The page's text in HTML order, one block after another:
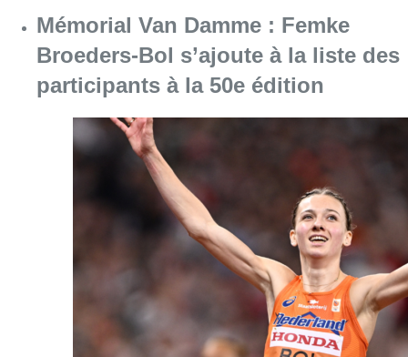
Mémorial Van Damme : Femke
Broeders-Bol s’ajoute à la liste des
participants à la 50e édition